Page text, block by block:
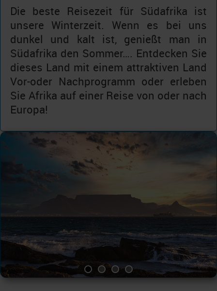
Die beste Reisezeit für Südafrika ist
unsere Winterzeit. Wenn es bei uns
dunkel und kalt ist, genießt man in
Südafrika den Sommer…. Entdecken Sie
dieses Land mit einem attraktiven Land
Vor-oder Nachprogramm oder erleben
Sie Afrika auf einer Reise von oder nach
Europa!